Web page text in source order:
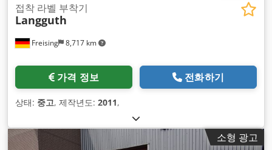
Freising 8,717 km
접착 라벨 부착기
Langguth
가격 정보 전화하기
상태: 중고, 제작년도: 2011,
소형 광고